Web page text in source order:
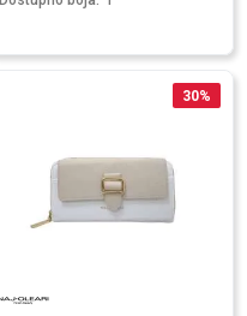
30%